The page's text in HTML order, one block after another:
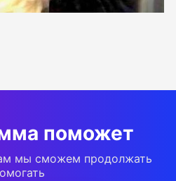
поможет
мы сможем продолжать